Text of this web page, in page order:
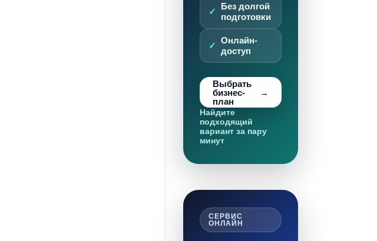
Без долгой
подготовки
Онлайн-
доступ
Выбрать
бизнес-
план
Найдите
подходящий
вариант за пару
минут
СЕРВИС
ОНЛАЙН